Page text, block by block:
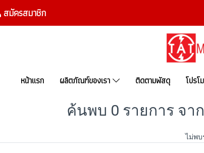
สมัครสมาชิก
หน้าแรก ผลิตภัณฑ์ของเรา ติดตามพัสดุ โปรโ
ค้นพบ 0 รายการ จา
ไม่พบ